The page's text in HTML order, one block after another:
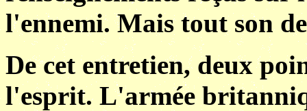
l'ennemi. Mais tout son
De cet entretien, deux
l'esprit. L'armée